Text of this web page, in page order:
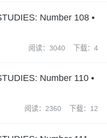
Number 108 •
阅读：3040 下载：4
Number 110 •
阅读：2360 下载：12